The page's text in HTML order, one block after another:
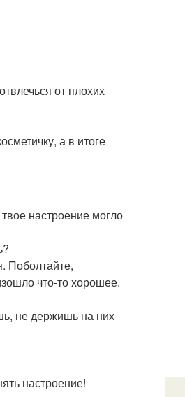
от плохих
а в итоге
настроение могло
Поболтайте,
что-то хорошее.
не держишь на них
настроение!